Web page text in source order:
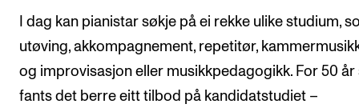
I dag kan pianistar søkje på ei rekke ulike studium,
utøving, akkompagnement, repetitør,
og improvisasjon eller musikkpedagogikk. For 50 år
fants det berre eitt tilbod på kandidatstudiet –